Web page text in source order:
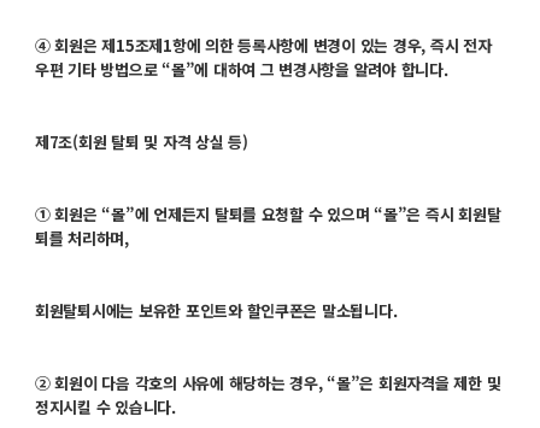
④ 회원은 제15조제1항에 의한 등록사항에 변경이 있는 경우, 즉시 전자
우편 기타 방법으로 “몰”에 대하여 그 변경사항을 알려야 합니다.
제7조(회원 탈퇴 및 자격 상실 등)
① 회원은 “몰”에 언제든지 탈퇴를 요청할 수 있으며 “몰”은 즉시 회원탈
퇴를 처리하며,
회원탈퇴시에는 보유한 포인트와 할인쿠폰은 말소됩니다.
② 회원이 다음 각호의 사유에 해당하는 경우, “몰”은 회원자격을 제한 및
정지시킬 수 있습니다.